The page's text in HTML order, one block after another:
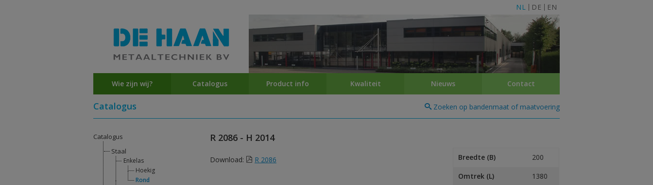
NL DE EN
Wie zijn wij? Catalogus Product info Kwaliteit Nieuws Contact
Catalogus Zoeken op bandenmaat of maatvoering
Catalogus
Staal
Enkelas
Hoekig
Rond
R 2086 - H 2014
Download: R 2086 Breedte (B) 200
Omtrek (L) 1380